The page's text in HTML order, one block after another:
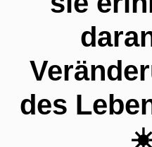
des